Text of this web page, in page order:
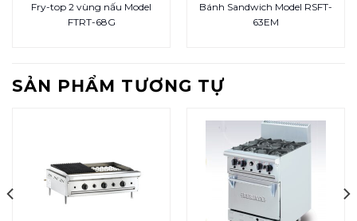
Fry-top 2 vùng nấu Model
FTRT-68G
Bánh Sandwich Model RSFT-
63EM
SẢN PHẨM TƯƠNG TỰ